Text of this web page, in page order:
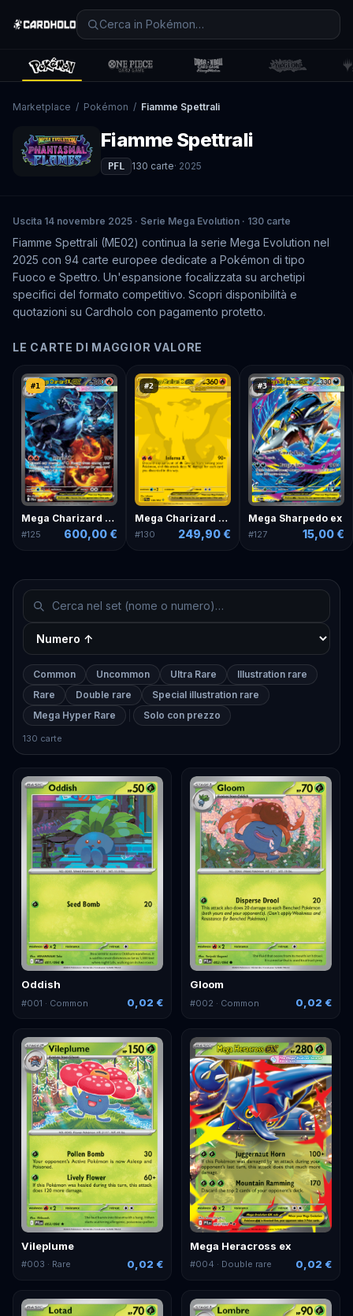
Marketplace / Pokémon / Fiamme Spettrali
Fiamme Spettrali
PFL 130 carte· 2025
Uscita 14 novembre 2025 · Serie Mega Evolution · 130 carte
Fiamme Spettrali (ME02) continua la serie Mega Evolution nel
2025 con 94 carte europee dedicate a Pokémon di tipo
Fuoco e Spettro. Un'espansione focalizzata su archetipi
specifici del formato competitivo. Scopri disponibilità e
quotazioni su Cardholo con pagamento protetto.
LE CARTE DI MAGGIOR VALORE
#1
Mega Charizard X ex
#125 600,00 €
#2
Mega Charizard X ex
#130 249,90 €
#3
Mega Sharpedo ex
#127 15,00 €
Common Uncommon Ultra Rare
Illustration rare
Rare
Double rare
Special illustration rare
Mega Hyper Rare
Solo con prezzo
130 carte
Oddish
#001 · Common 0,02 €
Gloom
#002 · Common 0,02 €
Vileplume
#003 · Rare 0,02 €
Mega Heracross ex
#004 · Double rare 0,02 €